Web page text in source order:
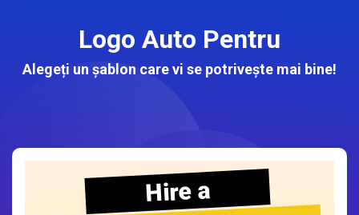
Logo Auto Pentru
Alegeți un șablon care vi se potrivește mai bine!
Hire a